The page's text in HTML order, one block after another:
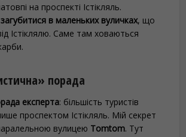
на проспекті Істікляль.
загубитися в маленьких вуличках, що
Істіклялю. Саме там ховаються
порада
експерта: більшість туристів
проспектом Істікляль. Мій секрет
вулицею Tomtom. Тут